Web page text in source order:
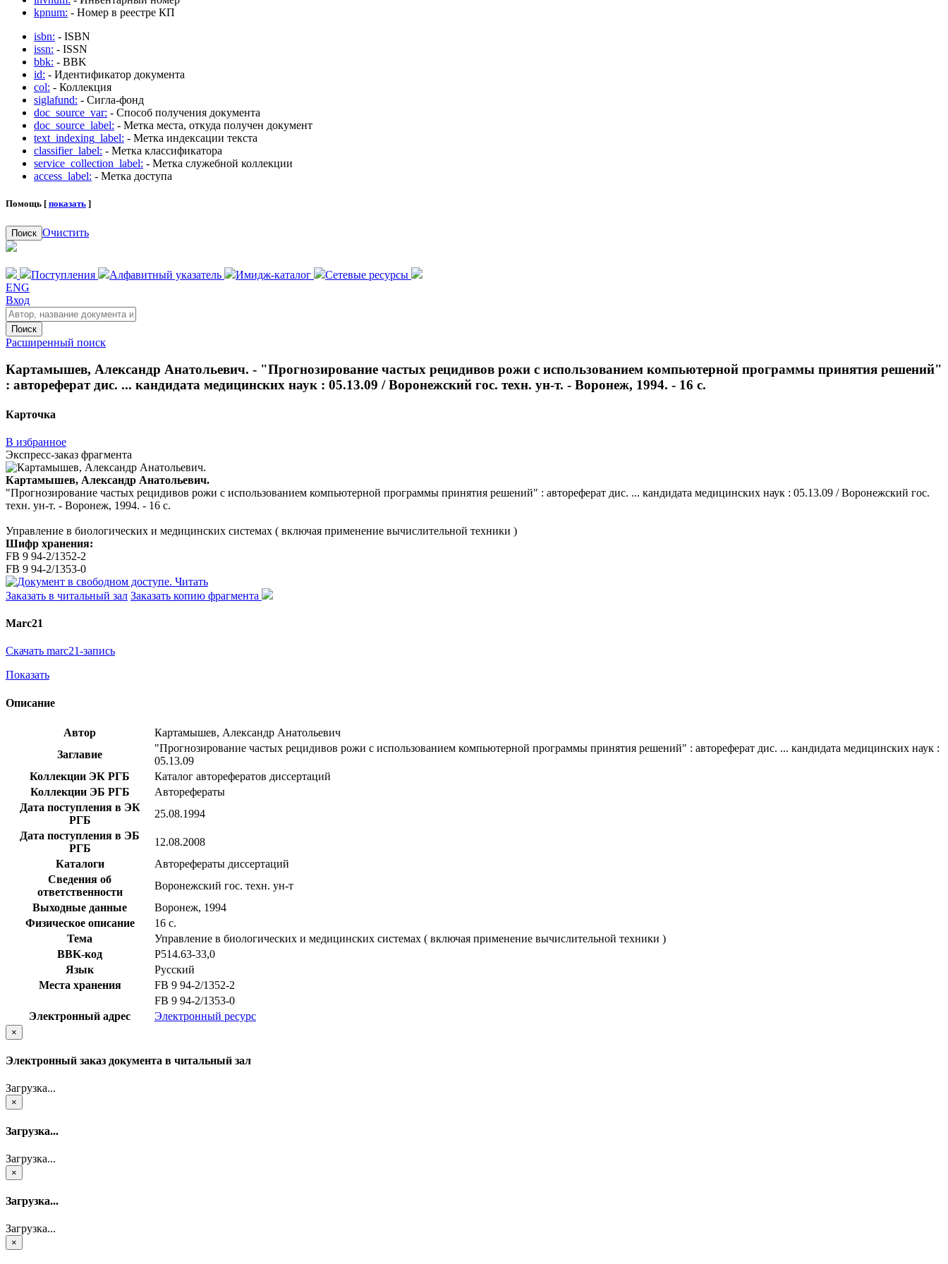
kpnum: - Номер в реестре КП
isbn: - ISBN
issn: - ISSN
bbk: - BBK
id: - Идентификатор документа
col: - Коллекция
siglafund: - Сигла-фонд
doc_source_var: - Способ получения документа
doc_source_label: - Метка места, откуда получен документ
text_indexing_label: - Метка индексации текста
classifier_label: - Метка классификатора
service_collection_label: - Метка служебной коллекции
access_label: - Метка доступа
Помощь [ показать ]
Поиск Очистить
Поступления Алфавитный указатель Имидж-каталог
Сетевые ресурсы
ENG
Вход
Поиск
Расширенный поиск
Картамышев, Александр Анатольевич. - "Прогнозирование частых рецидивов рожи с использованием компьютерной программы принятия решений"
: автореферат дис. ... кандидата медицинских наук : 05.13.09 / Воронежский гос. техн. ун-т. - Воронеж, 1994. - 16 с.
Карточка
В избранное
Экспресс-заказ фрагмента
Картамышев, Александр Анатольевич.
"Прогнозирование частых рецидивов рожи с использованием компьютерной программы принятия решений" : автореферат дис. ... кандидата медицинских наук : 05.13.09 / Воронежский гос.
техн. ун-т. - Воронеж, 1994. - 16 с.
Управление в биологических и медицинских системах ( включая применение вычислительной техники )
Шифр хранения:
FB 9 94-2/1352-2
FB 9 94-2/1353-0
Читать
Заказать в читальный зал Заказать копию фрагмента
Marc21
Скачать marc21-запись
Показать
Описание
Автор
Картамышев, Александр Анатольевич
Заглавие
"Прогнозирование частых рецидивов рожи с использованием компьютерной программы принятия решений" : автореферат дис. ... кандидата медицинских наук :
05.13.09
Коллекции ЭК РГБ
Каталог авторефератов диссертаций
Коллекции ЭБ РГБ
Авторефераты
Дата поступления в ЭК
РГБ
25.08.1994
Дата поступления в ЭБ
РГБ
12.08.2008
Каталоги
Авторефераты диссертаций
Сведения об
ответственности
Воронежский гос. техн. ун-т
Выходные данные
Воронеж, 1994
Физическое описание
16 с.
Тема
Управление в биологических и медицинских системах ( включая применение вычислительной техники )
BBK-код
Р514.63-33,0
Язык
Русский
Места хранения
FB 9 94-2/1352-2
FB 9 94-2/1353-0
Электронный адрес
Электронный ресурс
×
Электронный заказ документа в читальный зал
Загрузка...
×
Загрузка...
Загрузка...
×
Загрузка...
Загрузка...
×